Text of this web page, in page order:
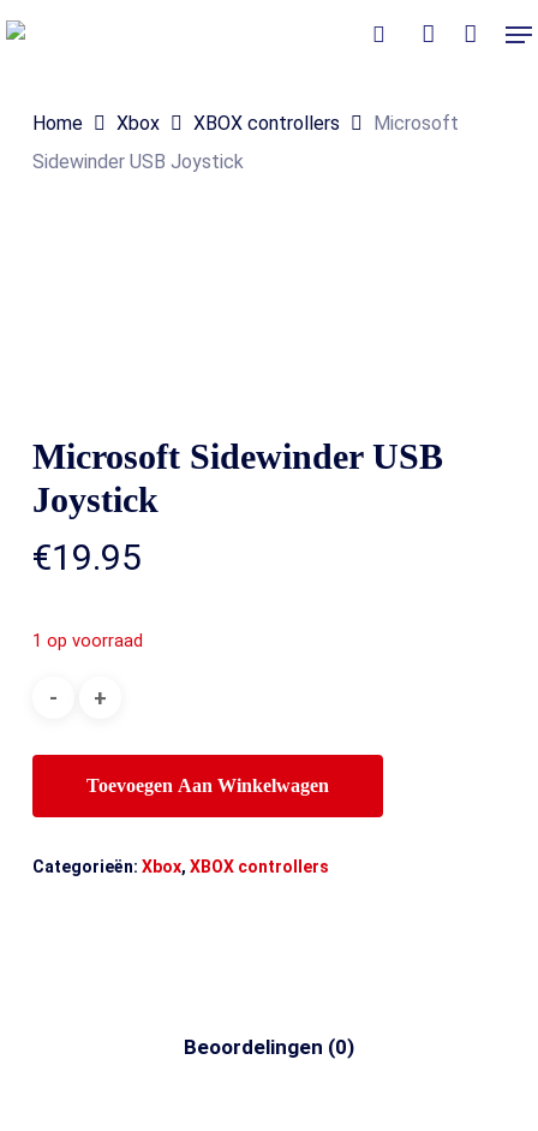
Skip
content
Home Xbox XBOX controllers
Microsoft
Sidewinder USB Joystick
Microsoft Sidewinder USB
Joystick
€19.95
1 op voorraad
Toevoegen Aan Winkelwagen
Categorieën: Xbox, XBOX controllers
Beoordelingen (0)